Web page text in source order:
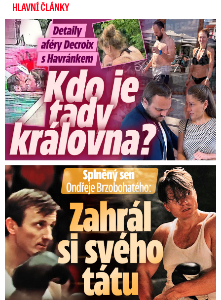
HLAVNÍ ČLÁNKY
Detaily aféry Decroix s Havránkem: Kdo je tady královna?
Splněný sen Ondřeje Brzobohatého: Zahrál si svého tátu